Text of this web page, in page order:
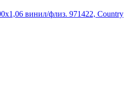
винил/флиз. 971422, Country